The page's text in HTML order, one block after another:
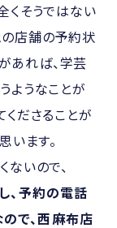
くそうではない
店舗の予約状
あれば、学芸
ようなことが
くださることが
います。
ないので、
、予約の電話
で、西麻布店